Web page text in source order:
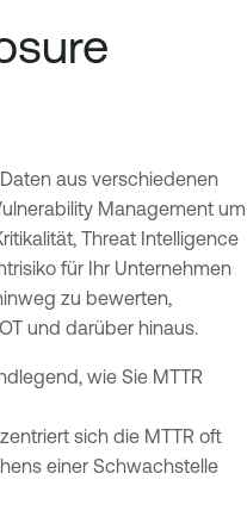
aus verschiedenen
Management um
Threat Intelligence
für Ihr Unternehmen
zu bewerten,
und darüber hinaus.
wie Sie MTTR
sich die MTTR oft
einer Schwachstelle